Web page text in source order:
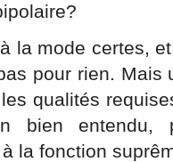
la mode certes,
pour rien. Mais
qualités
bien
la fonction